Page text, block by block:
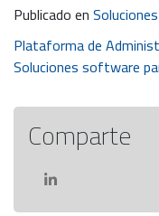
Publicado en
Navegación
de
entradas
Plataforma de
Soluciones software
Comparte